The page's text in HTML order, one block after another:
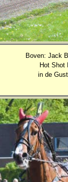
Boven: Jack
Hot Shot
in de